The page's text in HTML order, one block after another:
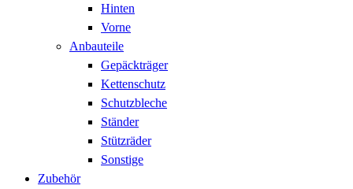
Hinten
Vorne
Anbauteile
Gepäckträger
Kettenschutz
Schutzbleche
Ständer
Stützräder
Sonstige
Zubehör